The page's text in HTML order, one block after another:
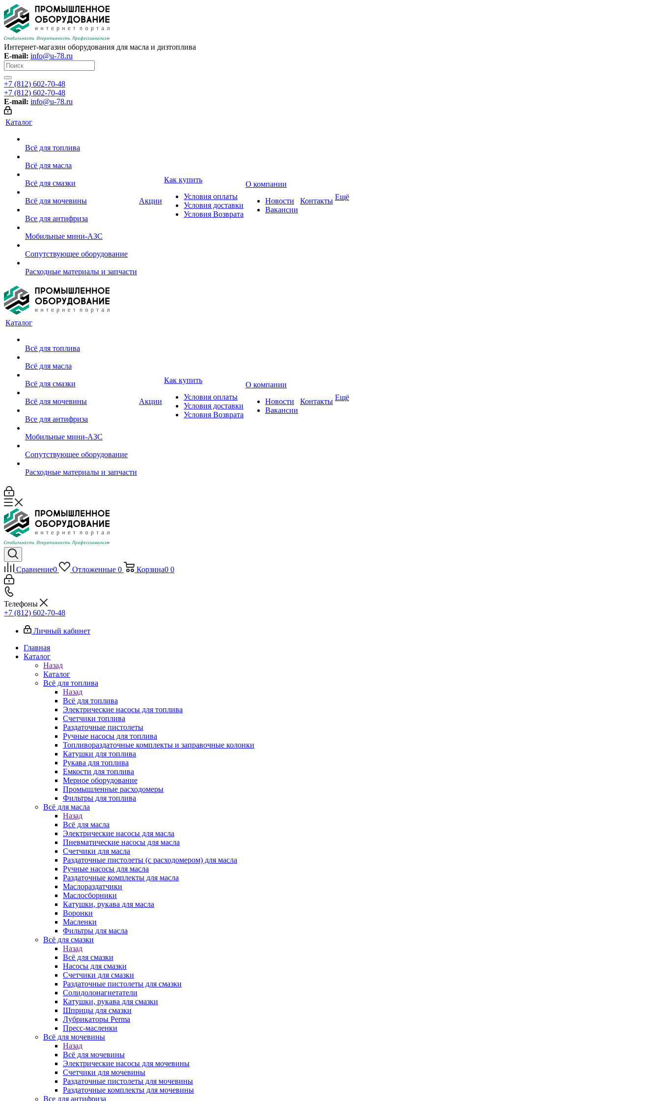
Интернет-магазин оборудования для масла и дизтоплива
E-mail: info@u-78.ru
+7 (812) 602-70-48
+7 (812) 602-70-48
E-mail: info@u-78.ru
Каталог
Всё для топлива
Всё для масла
Всё для смазки
Всё для мочевины
Все для антифриза
Мобильные мини-АЗС
Сопутствующее оборудование
Расходные материалы и запчасти
Акции
Как купить
Условия оплаты
Условия доставки
Условия Возврата
О компании
Новости
Вакансии
Контакты Ещё
Каталог
Всё для топлива
Всё для масла
Всё для смазки
Всё для мочевины
Все для антифриза
Мобильные мини-АЗС
Сопутствующее оборудование
Расходные материалы и запчасти
Акции
Как купить
Условия оплаты
Условия доставки
Условия Возврата
О компании
Новости
Вакансии
Контакты Ещё
Сравнение0 Отложенные 0 Корзина0 0
Телефоны
+7 (812) 602-70-48
Личный кабинет
Главная
Каталог
Назад
Каталог
Всё для топлива
Назад
Всё для топлива
Электрические насосы для топлива
Счетчики топлива
Раздаточные пистолеты
Ручные насосы для топлива
Топливораздаточные комплекты и заправочные колонки
Катушки для топлива
Рукава для топлива
Емкости для топлива
Мерное оборудование
Промышленные расходомеры
Фильтры для топлива
Всё для масла
Назад
Всё для масла
Электрические насосы для масла
Пневматические насосы для масла
Счетчики для масла
Раздаточные пистолеты (с расходомером) для масла
Ручные насосы для масла
Раздаточные комплекты для масла
Маслораздатчики
Маслосборники
Катушки, рукава для масла
Воронки
Масленки
Фильтры для масла
Всё для смазки
Назад
Всё для смазки
Насосы для смазки
Счетчики для смазки
Раздаточные пистолеты для смазки
Солидолонагнетатели
Катушки, рукава для смазки
Шприцы для смазки
Лубрикаторы Perma
Пресс-масленки
Всё для мочевины
Назад
Всё для мочевины
Электрические насосы для мочевины
Счетчики для мочевины
Раздаточные пистолеты для мочевины
Раздаточные комплекты для мочевины
Все для антифриза